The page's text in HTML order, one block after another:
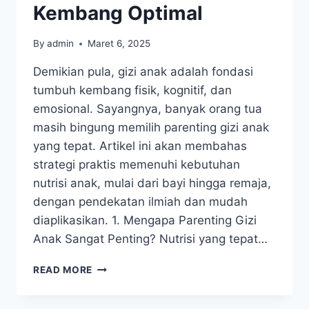
Kembang Optimal
By admin Maret 6, 2025
Demikian pula, gizi anak adalah fondasi
tumbuh kembang fisik, kognitif, dan
emosional. Sayangnya, banyak orang tua
masih bingung memilih parenting gizi anak
yang tepat. Artikel ini akan membahas
strategi praktis memenuhi kebutuhan
nutrisi anak, mulai dari bayi hingga remaja,
dengan pendekatan ilmiah dan mudah
diaplikasikan. 1. Mengapa Parenting Gizi
Anak Sangat Penting? Nutrisi yang tepat…
READ MORE PARENTING